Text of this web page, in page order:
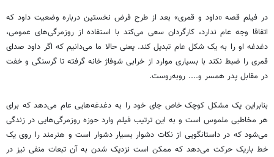
در فیلم قصه «داود و قمری» بعد از طرح فرض نخستین درباره وضعیت داود که
اتفاقا وجه عام ندارد، کارگردان سعی می‌کند با استفاده از روزمرگی‌های عمومی،
دغدغه او را به یک شکل عام تبدیل کند. یعنی حالا ما می‌دانیم که اگر داود صدای
قمری را ضبط نکند با بسیاری موارد از خرابی شوفاژ خانه گرفته تا گرسنگی و خفت
در مقابل پدر همسر و.... رو‌به‌روست.
بنابراین یک مشکل کوچک خاص جای خود را به دغدغه‌هایی عام می‌دهد که برای
هر مخاطبی ملموس است و به این ترتیب فیلم وارد حوزه روزمرگی‌هایی در زندگی
می‌شود که در داستانگویی از نکات دشوار بسیار دشوار است و هنرمند را روی یک
خط باریک حرکت می‌دهد که ممکن است نزدیک شدن به آن تبعات منفی نیز در